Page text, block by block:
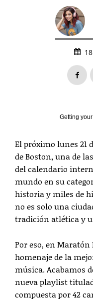
Getting
El próximo lunes 21
de Boston, una de
del calendario
mundo en su
historia y miles de
no es solo una
tradición atlética y
Por eso, en
homenaje de la
música. Acabamos
nueva playlist
compuesta por 42